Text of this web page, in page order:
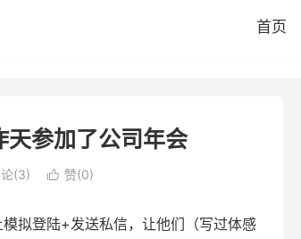
首页
天参加了公司年会
(3)  赞(0)
拟登陆+发送私信，让他们（写过体感